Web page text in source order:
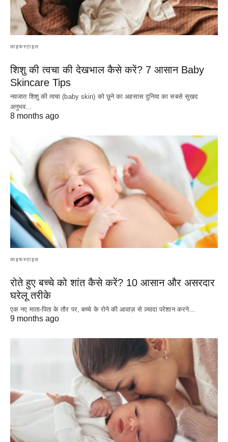
लाइफस्टाइल
शिशु की त्वचा की देखभाल कैसे करें? 7 आसान Baby
Skincare Tips
नवजात शिशु की त्वचा (baby skin) को छूने का अहसास दुनिया का सबसे सुखद
अनुभव…
8 months ago
लाइफस्टाइल
रोते हुए बच्चे को शांत कैसे करें? 10 आसान और असरदार
घरेलू तरीके
एक नए माता-पिता के तौर पर, बच्चे के रोने की आवाज़ से ज़्यादा परेशान करने…
9 months ago